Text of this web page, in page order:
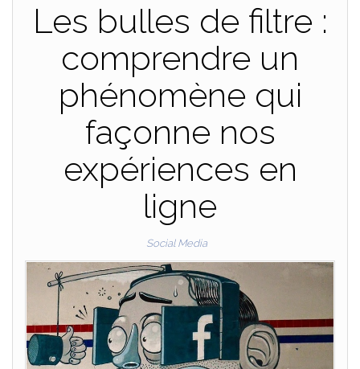
Les bulles de filtre :
comprendre un
phénomène qui
façonne nos
expériences en
ligne
Social Media